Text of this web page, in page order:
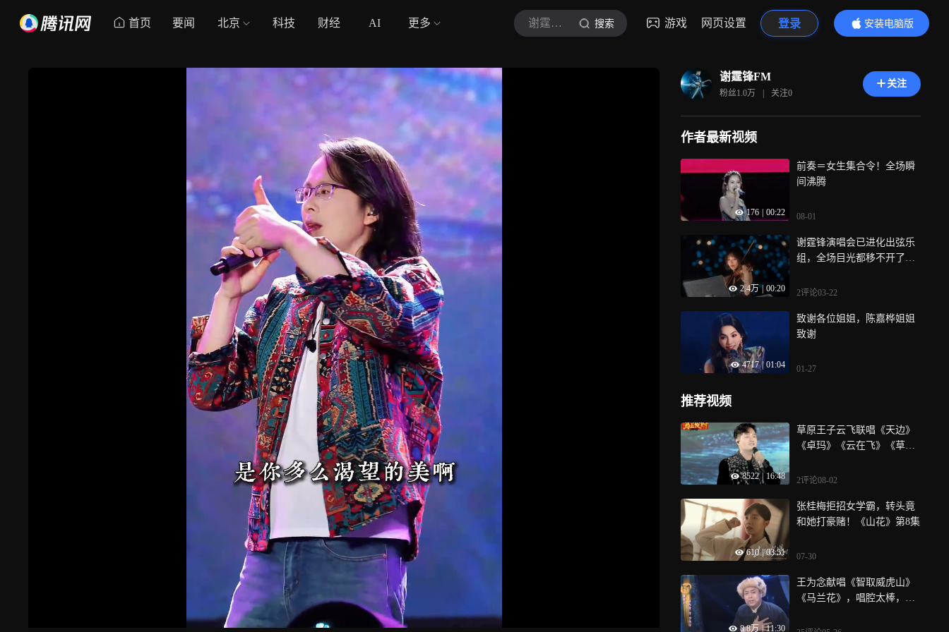
首页 要闻 北京 科技 财经 AI 更多 谢霆锋FM 搜索 游戏 网页设置 登录
安装电脑版
内容更精彩
谢霆锋FM
粉丝1.0万 | 关注0
关注
作者最新视频
176 00:22
前奏＝女生集合令！全场瞬
间沸腾
08-01
2.4万 | 00:20
谢霆锋演唱会已进化出弦乐
组，全场目光都移不开了，
2评论03-22
4717 | 01:04
致谢各位姐姐，陈嘉桦姐姐
致谢
01-27
推荐视频
8522 16:48
草原王子云飞联唱《天边》
《卓玛》《云在飞》《草原
梁
2评论08-02
610 | 03:51
张桂梅拒招女学霸，转头竟
和她打豪赌！《山花》第8集
07-30
8.8万 | 11:30
王为念献唱《智取威虎山》
《马兰花》，唱腔太棒，多